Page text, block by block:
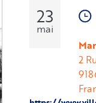
23
mai
2